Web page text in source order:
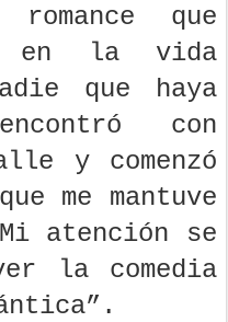
que
en la vida
que haya
con
y comenzó
me mantuve
atención se
la comedia